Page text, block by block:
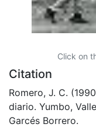
Click on
Citation
Romero, J. C.
diario. Yumbo,
Garcés Borrero.